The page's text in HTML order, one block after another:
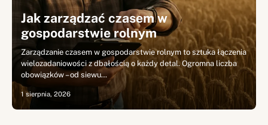
Jak zarządzać czasem w
gospodarstwie rolnym
Zarządzanie czasem w gospodarstwie rolnym to sztuka łączenia
wielozadaniowości z dbałością o każdy detal. Ogromna liczba
obowiązków – od siewu…
1 sierpnia, 2026